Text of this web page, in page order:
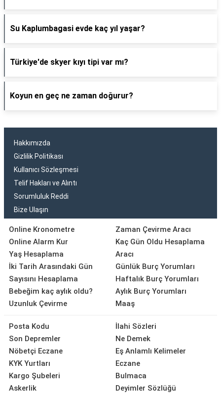
Su Kaplumbagasi evde kaç yıl yaşar?
Türkiye'de skyer kıyı tipi var mı?
Koyun en geç ne zaman doğurur?
Hakkımızda
Gizlilik Politikası
Kullanıcı Sözleşmesi
Telif Hakları ve Alıntı
Sorumluluk Reddi
Bize Ulaşın
Online Kronometre
Online Alarm Kur
Yaş Hesaplama
İki Tarih Arasındaki Gün
Sayısını Hesaplama
Bebeğim kaç aylık oldu?
Uzunluk Çevirme
Zaman Çevirme Aracı
Kaç Gün Oldu Hesaplama
Aracı
Günlük Burç Yorumları
Haftalık Burç Yorumları
Aylık Burç Yorumları
Maaş
Posta Kodu
Son Depremler
Nöbetçi Eczane
KYK Yurtları
Kargo Şubeleri
Askerlik
İlahi Sözleri
Ne Demek
Eş Anlamlı Kelimeler
Eczane
Bulmaca
Deyimler Sözlüğü